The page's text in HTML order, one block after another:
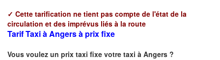
✓ Cette tarification ne tient pas compte de l'état de la
circulation et des imprévus liés à la route
Tarif Taxi à Angers à prix fixe
Vous voulez un prix taxi fixe votre taxi à Angers ?